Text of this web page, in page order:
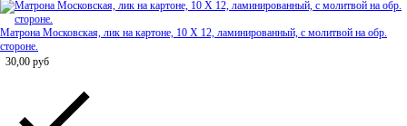
Матрона Московская, лик на картоне, 10 Х 12, ламинированный, с молитвой на обр.
стороне.
30,00 руб